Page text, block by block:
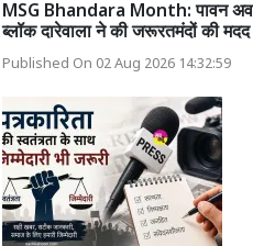
MSG Bhandara Month: पावन
ब्लॉक दारेवाला ने की जरूरतमंदों की मदद
Published On 02 Aug 2026 14:32:59